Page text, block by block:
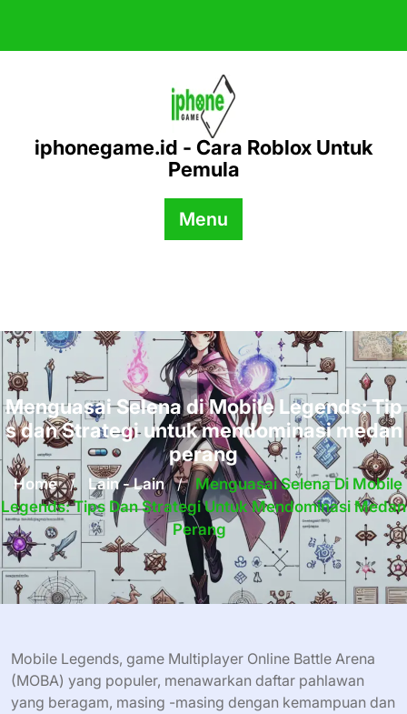
content
iphonegame.id - Cara Roblox Untuk
Pemula
Menu
Menguasai Selena di Mobile Legends: Tip
s dan Strategi untuk mendominasi medan
perang
Home / Lain - Lain / Menguasai Selena Di Mobile
Legends: Tips Dan Strategi Untuk Mendominasi Medan
Perang
Mobile Legends, game Multiplayer Online Battle Arena
(MOBA) yang populer, menawarkan daftar pahlawan
yang beragam, masing -masing dengan kemampuan dan